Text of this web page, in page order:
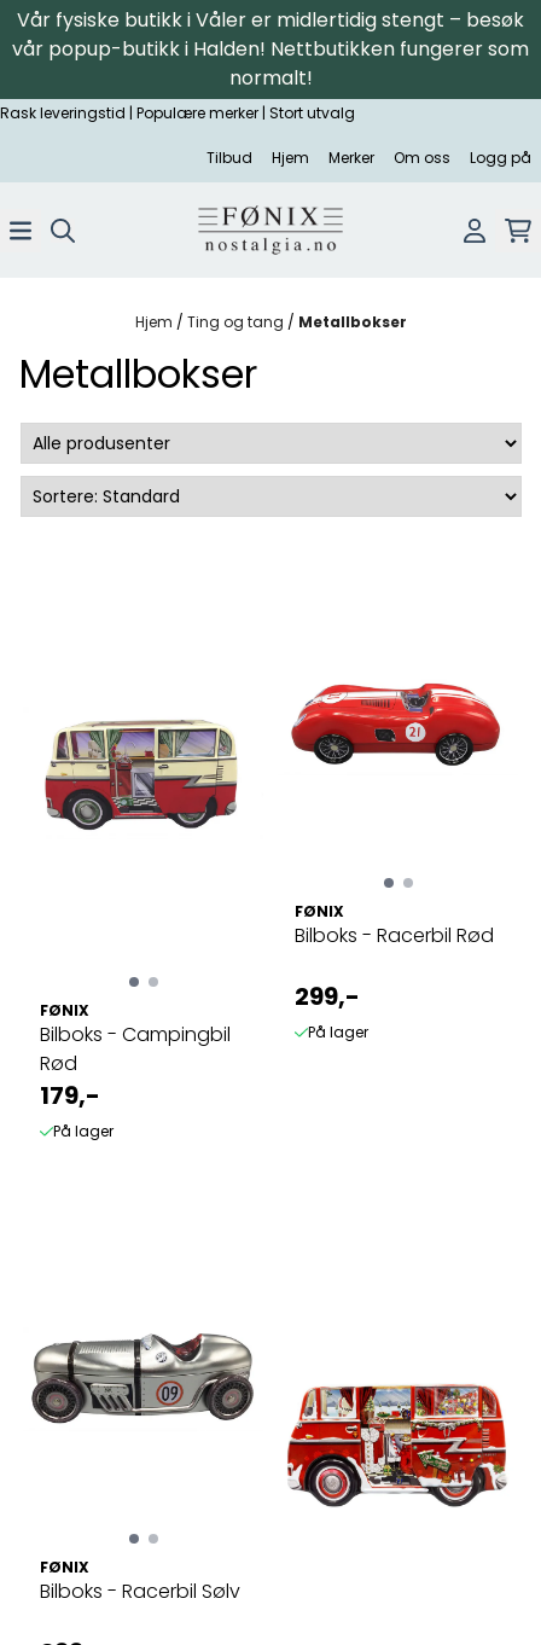
Hopp til innhold
Vår fysiske butikk i Våler er midlertidig stengt – besøk
vår popup-butikk i Halden! Nettbutikken fungerer som
normalt!
Rask leveringstid | Populære merker | Stort utvalg
Tilbud Hjem Merker Om oss Logg på
Hjem / Ting og tang / Metallbokser
Metallbokser
FØNIX
Bilboks - Campingbil
Rød
179,-
På lager
FØNIX
Bilboks - Racerbil Rød
299,-
På lager
FØNIX
Bilboks - Racerbil Sølv